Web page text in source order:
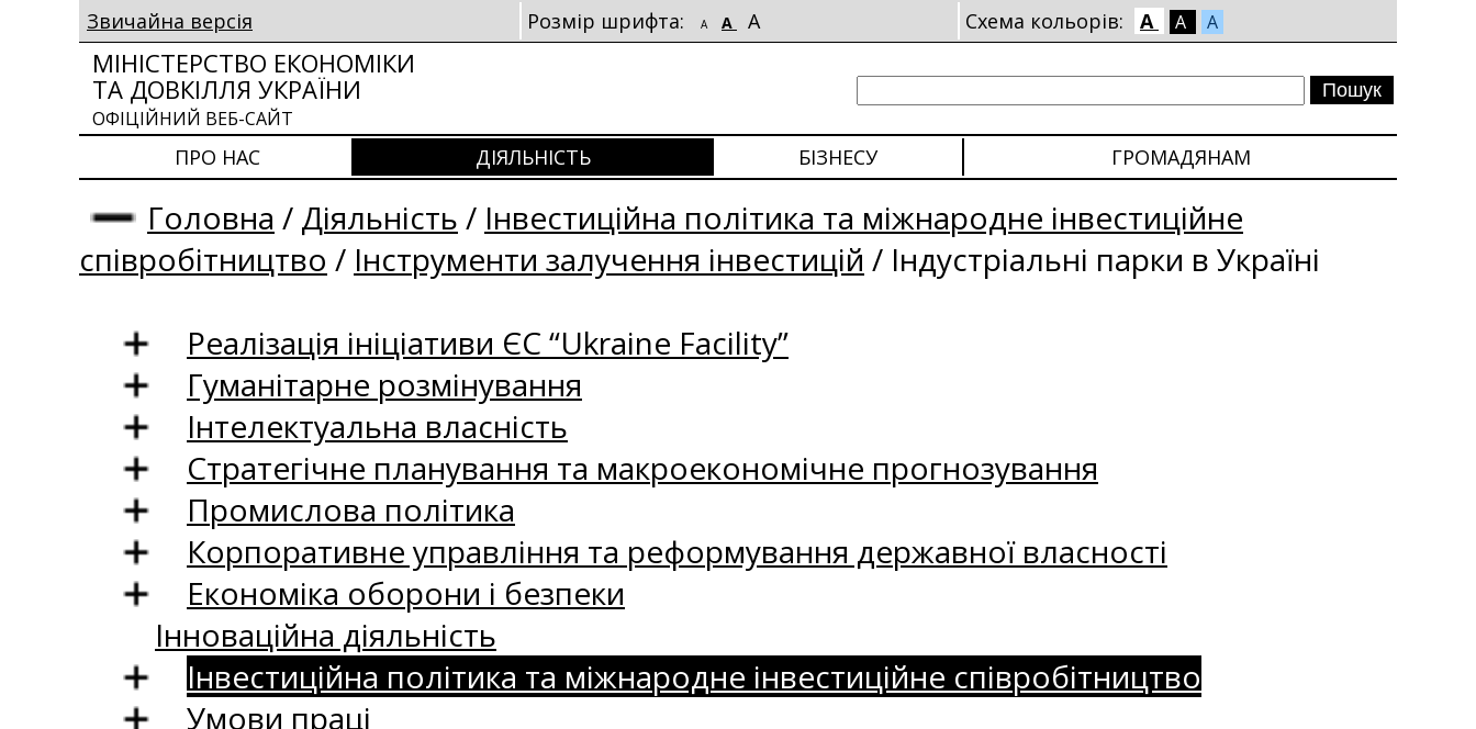
Звичайна версія Розмір шрифта: A A A Схема кольорів: A A A
МІНІСТЕРСТВО ЕКОНОМІКИ
ТА ДОВКІЛЛЯ УКРАЇНИ
ОФІЦІЙНИЙ ВЕБ-САЙТ
ПРО НАС ДІЯЛЬНІСТЬ БІЗНЕСУ ГРОМАДЯНАМ
Головна / Діяльність / Інвестиційна політика та міжнародне інвестиційне
співробітництво / Інструменти залучення інвестицій / Індустріальні парки в Україні
Реалізація ініціативи ЄС “Ukraine Facility”
Гуманітарне розмінування
Інтелектуальна власність
Стратегічне планування та макроекономічне прогнозування
Промислова політика
Корпоративне управління та реформування державної власності
Економіка оборони і безпеки
Інноваційна діяльність
Інвестиційна політика та міжнародне інвестиційне співробітництво
Умови праці